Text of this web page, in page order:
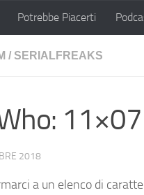
Potrebbe Piacerti
/ SERIALFREAKS
2018
a un elenco di